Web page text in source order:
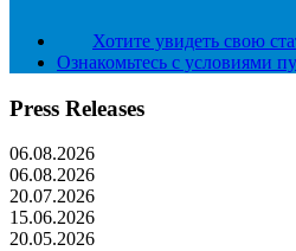
Хотите увидеть свою
Ознакомьтесь с условиями
Press Releases
06.08.2026
06.08.2026
20.07.2026
15.06.2026
20.05.2026